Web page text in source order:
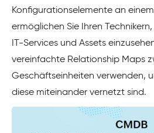
Konfigurationselemente an
ermöglichen Sie Ihren
IT-Services und Assets
vereinfachte Relationship Maps
Geschäftseinheiten verwenden,
diese miteinander vernetzt sind.